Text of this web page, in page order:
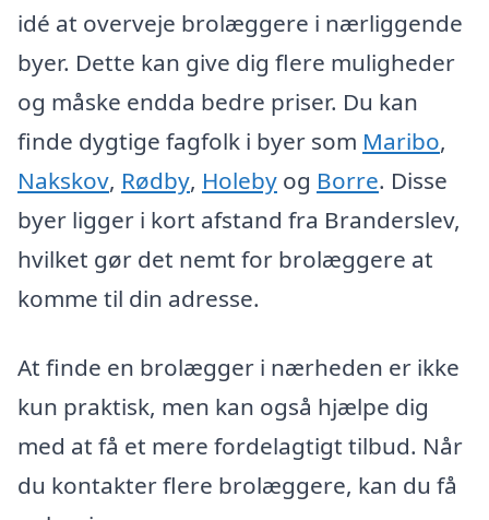
idé at overveje brolæggere i nærliggende
byer. Dette kan give dig flere muligheder
og måske endda bedre priser. Du kan
finde dygtige fagfolk i byer som Maribo,
Nakskov, Rødby, Holeby og Borre. Disse
byer ligger i kort afstand fra Branderslev,
hvilket gør det nemt for brolæggere at
komme til din adresse.
At finde en brolægger i nærheden er ikke
kun praktisk, men kan også hjælpe dig
med at få et mere fordelagtigt tilbud. Når
du kontakter flere brolæggere, kan du få